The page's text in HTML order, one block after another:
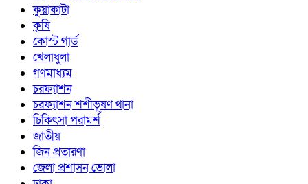
কুয়াকাটা
কৃষি
কোস্ট গার্ড
খেলাধুলা
গণমাধ্যম
চরফ্যাশন
চরফ্যাশন শশীভূষণ থানা
চিকিৎসা পরামর্শ
জাতীয়
জিন প্রতারণা
জেলা প্রশাসন ভোলা